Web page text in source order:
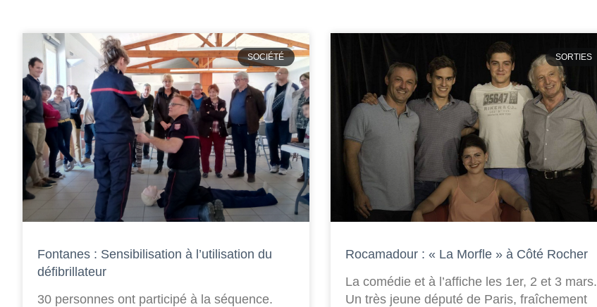
SOCIÉTÉ
Fontanes : Sensibilisation à l’utilisation du
défibrillateur
30 personnes ont participé à la séquence.
SORTIES
Rocamadour : « La Morfle » à Côté Rocher
La comédie et à l’affiche les 1er, 2 et 3 mars.
Un très jeune député de Paris, fraîchement